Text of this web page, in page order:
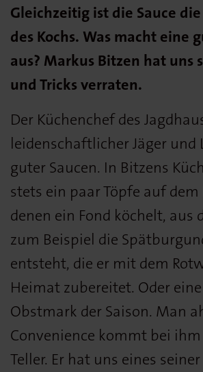
Gleichzeitig ist die Sauce
des Kochs. Was macht eine
aus? Markus Bitzen hat uns
und Tricks verraten.
Der Küchenchef des
leidenschaftlicher Jäger und
guter Saucen. In Bitzens
stets ein paar Töpfe auf dem
denen ein Fond köchelt, aus
zum Beispiel die
entsteht, die er mit dem
Heimat zubereitet. Oder eine
Obstmark der Saison. Man
Convenience kommt bei
Teller. Er hat uns eines seiner